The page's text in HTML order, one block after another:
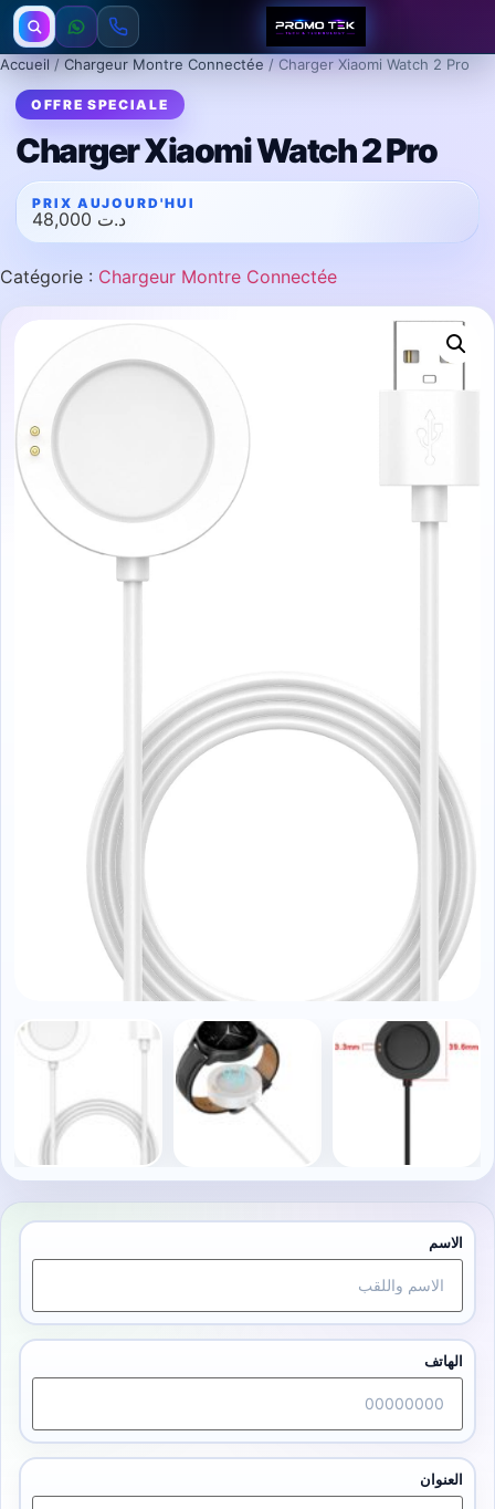
Accueil / Chargeur Montre Connectée / Charger Xiaomi Watch 2 Pro
الاسم
الهاتف
العنوان
Charger Xiaomi Watch 2 Pro
د.ت
Catégorie : Chargeur Montre Connectée